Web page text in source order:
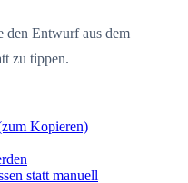
Entwurf aus dem
zu tippen.
Kopieren)
statt manuell